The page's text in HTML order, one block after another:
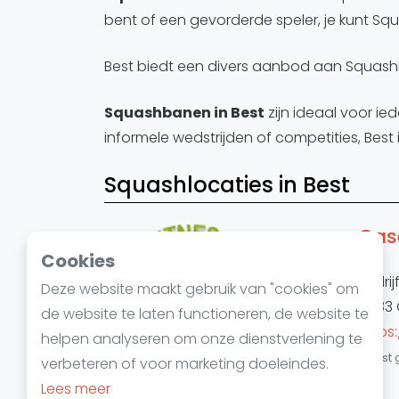
Cookies
Deze website maakt gebruik van "cookies" om
de website te laten functioneren, de website te
helpen analyseren om onze dienstverlening te
verbeteren of voor marketing doeleindes.
Lees meer
bent of een gevorderde speler, je kunt
Best biedt een divers aanbod aan
Squashbanen in Best zijn ideaal voor
informele wedstrijden of competities,
Squashlocaties in Best
5683